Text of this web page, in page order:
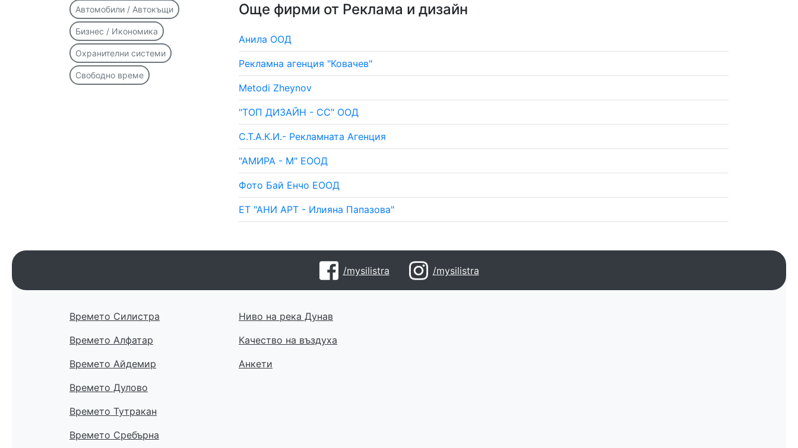
Още фирми от Реклама и дизайн
Анила ООД
Рекламна агенция "Ковачев"
Metodi Zheynov
"ТОП ДИЗАЙН - СС" ООД
С.Т.А.К.И.- Рекламната Агенция
"АМИРА - М" ЕООД
Фото Бай Енчо ЕООД
ЕТ "АНИ АРТ - Илияна Папазова"
Автомобили / Автокъщи
Бизнес / Икономика
Охранителни системи
Свободно време
/mysilistra /mysilistra
Времето Силистра
Времето Алфатар
Времето Айдемир
Времето Дулово
Времето Тутракан
Времето Сребърна
Ниво на река Дунав
Качество на въздуха
Анкети